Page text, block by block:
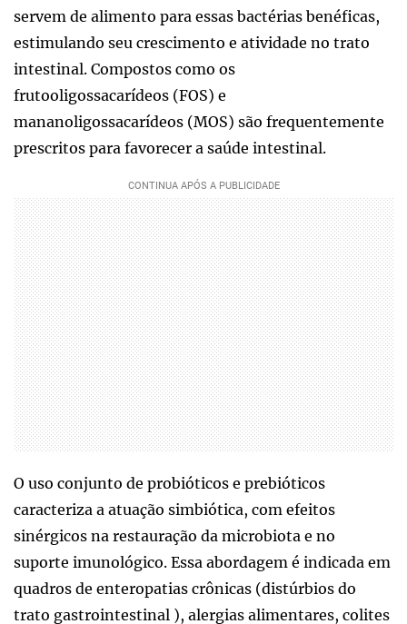
servem de alimento para essas bactérias benéficas,
estimulando seu crescimento e atividade no trato
intestinal. Compostos como os
frutooligossacarídeos (FOS) e
mananoligossacarídeos (MOS) são frequentemente
prescritos para favorecer a saúde intestinal.
O uso conjunto de probióticos e prebióticos
caracteriza a atuação simbiótica, com efeitos
sinérgicos na restauração da microbiota e no
suporte imunológico. Essa abordagem é indicada em
quadros de enteropatias crônicas (distúrbios do
trato gastrointestinal ), alergias alimentares, colites